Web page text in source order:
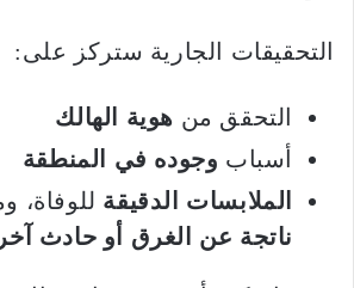
التحقيقات الجارية ستركز على:
التحقق من هوية الهالك
أسباب وجوده في المنطقة
الملابسات الدقيقة للوفاة،
ناتجة عن الغرق أو حادث آخر